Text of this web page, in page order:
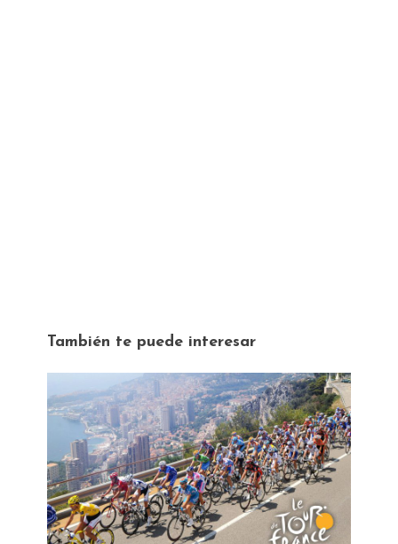
También te puede interesar